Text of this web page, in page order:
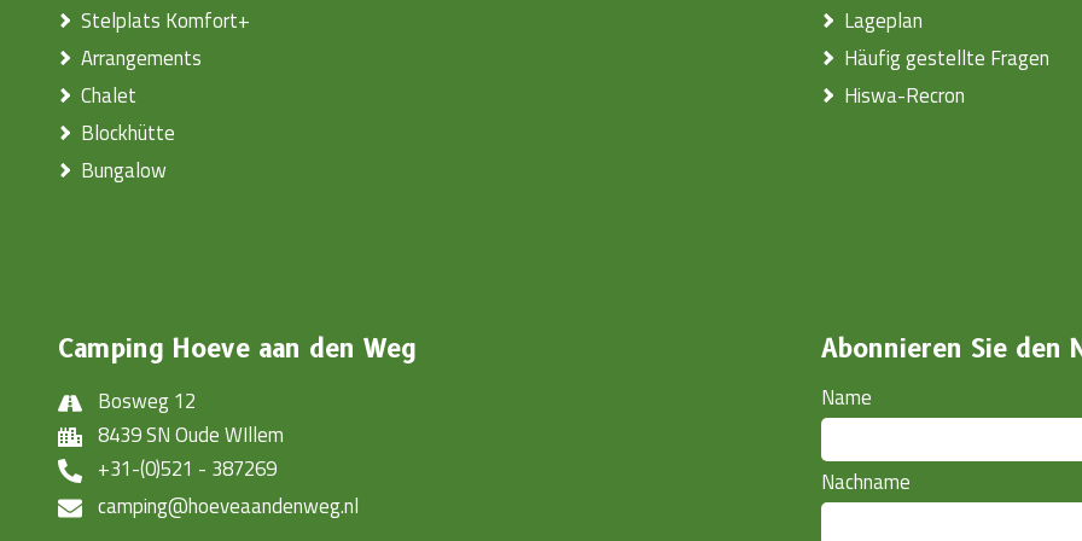
Stelplats Komfort+
Arrangements
Chalet
Blockhütte
Bungalow
Lageplan
Häufig gestellte Fragen
Hiswa-Recron
Camping Hoeve aan den Weg
Bosweg 12
8439 SN Oude WIllem
+31-(0)521 - 387269
camping@hoeveaandenweg.nl
Abonnieren Sie den
Name
Nachname